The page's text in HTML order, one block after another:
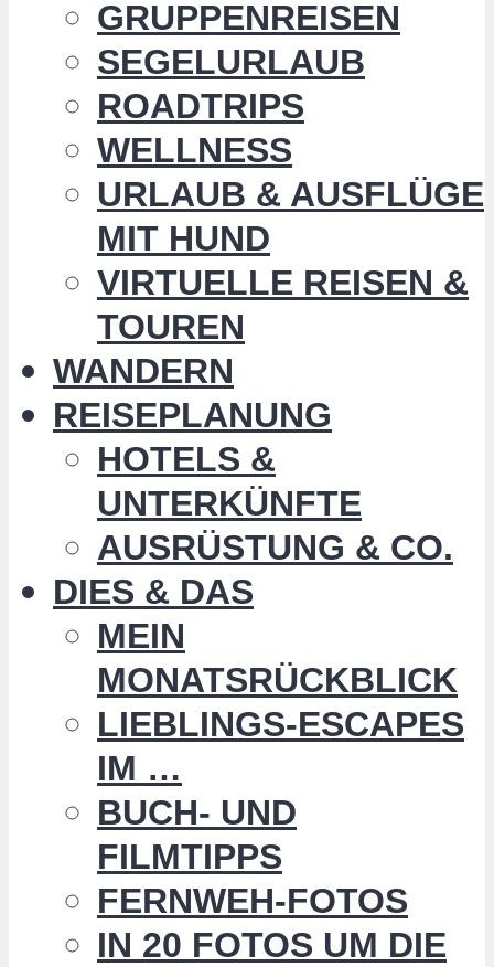
GRUPPENREISEN
SEGELURLAUB
ROADTRIPS
WELLNESS
URLAUB & AUSFLÜGE
MIT HUND
VIRTUELLE REISEN &
TOUREN
WANDERN
REISEPLANUNG
HOTELS &
UNTERKÜNFTE
AUSRÜSTUNG & CO.
DIES & DAS
MEIN
MONATSRÜCKBLICK
LIEBLINGS-ESCAPES
IM …
BUCH- UND
FILMTIPPS
FERNWEH-FOTOS
IN 20 FOTOS UM DIE